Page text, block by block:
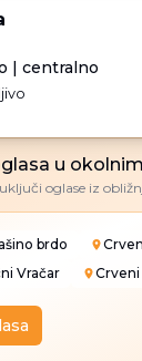
| centralno
u
oglase iz
brdo
Vračar Crveni